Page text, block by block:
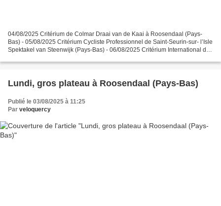
04/08/2025 Critérium de Colmar Draai van de Kaai à Roosendaal (Pays-
Bas) - 05/08/2025 Critérium Cycliste Professionnel de Saint-Seurin-sur- l’Isle
Spektakel van Steenwijk (Pays-Bas) - 06/08/2025 Critérium International de
Lundi, gros plateau à Roosendaal (Pays-Bas)
Publié le 03/08/2025 à 11:25
Par veloquercy